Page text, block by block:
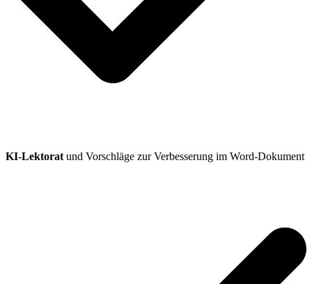
KI-Lektorat und Vorschläge zur Verbesserung im Word-Dokument